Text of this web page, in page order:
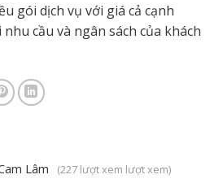
gói dịch vụ với giá cả cạnh
cầu và ngân sách của khách
Lâm (227 lượt xem lượt xem)